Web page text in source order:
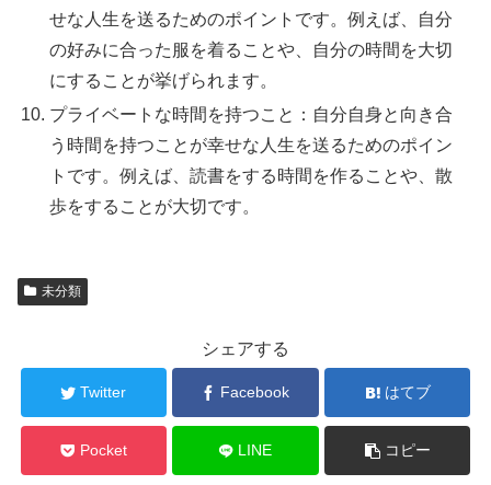
せな人生を送るためのポイントです。例えば、自分
の好みに合った服を着ることや、自分の時間を大切
にすることが挙げられます。
プライベートな時間を持つこと：自分自身と向き合
う時間を持つことが幸せな人生を送るためのポイン
トです。例えば、読書をする時間を作ることや、散
歩をすることが大切です。
未分類
シェアする
Twitter Facebook はてブ
Pocket LINE コピー